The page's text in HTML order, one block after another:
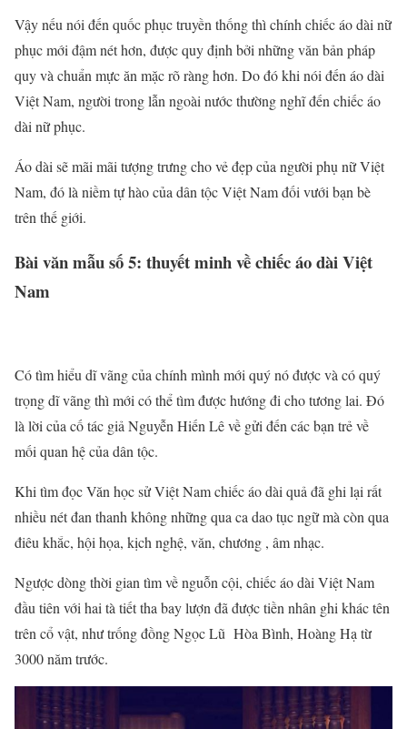
Vậy nếu nói đến quốc phục truyền thống thì chính chiếc áo dài nữ
phục mới đậm nét hơn, được quy định bởi những văn bản pháp
quy và chuẩn mực ăn mặc rõ ràng hơn. Do đó khi nói đến áo dài
Việt Nam, người trong lẫn ngoài nước thường nghĩ đến chiếc áo
dài nữ phục.
Áo dài sẽ mãi mãi tượng trưng cho vẻ đẹp của người phụ nữ Việt
Nam, đó là niềm tự hào của dân tộc Việt Nam đối vưới bạn bè
trên thế giới.
Bài văn mẫu số 5: thuyết minh về chiếc áo dài Việt
Nam
Có tìm hiểu dĩ vãng của chính mình mới quý nó được và có quý
trọng dĩ vãng thì mới có thể tìm được hướng đi cho tương lai. Đó
là lời của cố tác giả Nguyễn Hiến Lê về gửi đến các bạn trẻ về
mối quan hệ của dân tộc.
Khi tìm đọc Văn học sử Việt Nam chiếc áo dài quả đã ghi lại rất
nhiều nét đan thanh không những qua ca dao tục ngữ mà còn qua
điêu khắc, hội họa, kịch nghệ, văn, chương , âm nhạc.
Ngược dòng thời gian tìm về nguỗn cội, chiếc áo dài Việt Nam
đầu tiên với hai tà tiết tha bay lượn đã được tiền nhân ghi khác tên
trên cổ vật, như trống đồng Ngọc Lũ Hòa Bình, Hoàng Hạ từ
3000 năm trước.